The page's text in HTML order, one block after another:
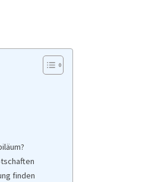
finden